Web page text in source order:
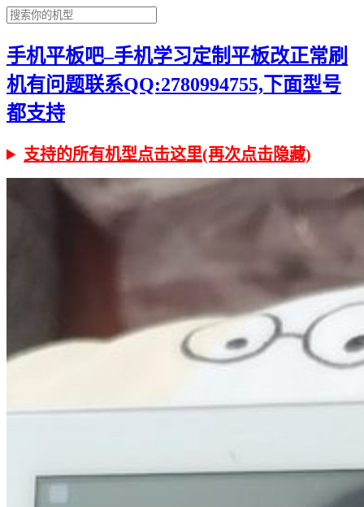
手机平板吧–手机学习定制平板改正常刷
机有问题联系QQ:2780994755,下面型号
都支持
支持的所有机型点击这里(再次点击隐藏)